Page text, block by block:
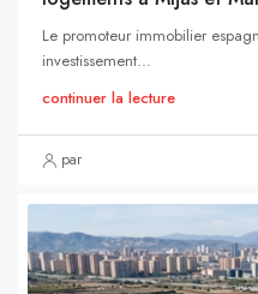
Le promoteur immobilier
investissement...
continuer la lecture
par